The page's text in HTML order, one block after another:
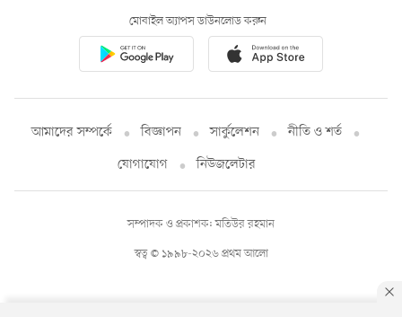
মোবাইল অ্যাপস ডাউনলোড করুন
আমাদের সম্পর্কে বিজ্ঞাপন সার্কুলেশন
নীতি ও শর্ত
যোগাযোগ
নিউজলেটার
স্বত্ব © ১৯৯৮-২০২৬ প্রথম আলো
সম্পাদক ও প্রকাশক: মতিউর রহমান